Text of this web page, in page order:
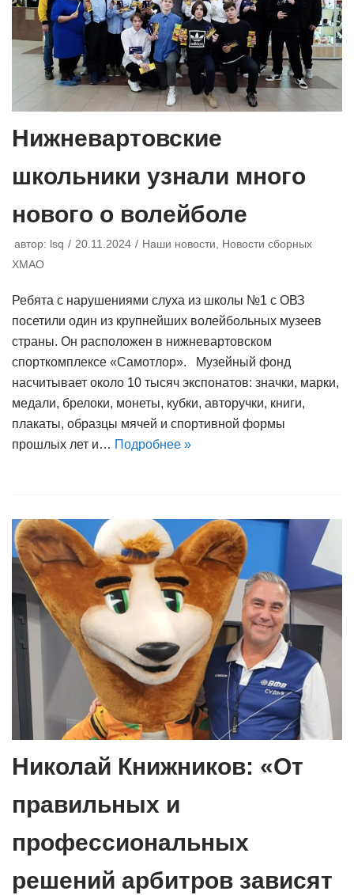
Нижневартовские
школьники узнали много
нового о волейболе
автор: lsq 20.11.2024 Наши новости, Новости сборных
ХМАО
Ребята с нарушениями слуха из школы №1 с ОВЗ
посетили один из крупнейших волейбольных музеев
страны. Он расположен в нижневартовском
спорткомплексе «Самотлор». Музейный фонд
насчитывает около 10 тысяч экспонатов: значки, марки,
медали, брелоки, монеты, кубки, авторучки, книги,
плакаты, образцы мячей и спортивной формы
прошлых лет и… Подробнее »
Николай Книжников: «От
правильных и
профессиональных
решений арбитров зависят